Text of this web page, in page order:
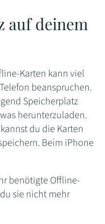
auf deinem
Karten kann viel
beanspruchen.
Speicherplatz
herunterzuladen.
du die Karten
Beim iPhone
benötigte Offline-
sie nicht mehr